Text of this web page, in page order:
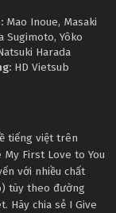
Mao Inoue, Masaki
Sugimoto,Yôko
Harada
HD Vietsub
tiếng việt trên
First Love to You
với nhiều chất
tùy theo đường
Hãy chia sẻ I Give